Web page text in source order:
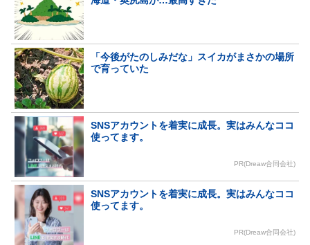
「今後がたのしみだな」スイカがまさかの場所
で育っていた
SNSアカウントを着実に成長。実はみんなココ
使ってます。
PR(Dreaw合同会社)
SNSアカウントを着実に成長。実はみんなココ
使ってます。
PR(Dreaw合同会社)